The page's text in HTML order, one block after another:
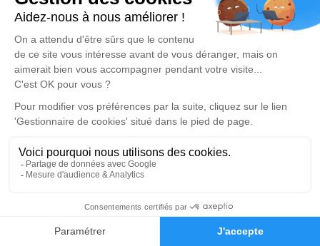
Faire-part Hommages
poèmes ou des textes. Cet endroit est un lieu
d'expression dédié à honorer la mémoire de Jean-
Pierre LE BLANCHE.
Un service de plantation d’arbre hommage est
disponible ici.
Je rends hommage
Cérémonie
Paroisse Saint Christophe de Cergy
06 Place de l'Eglise